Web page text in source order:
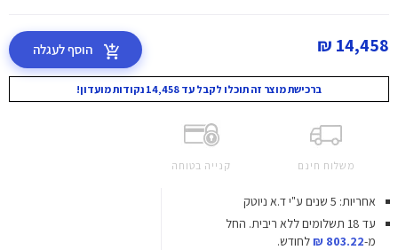
14,458 ₪ הוסף לעגלה
ברכישת מוצר זה תוכלו לקבל עד 14,458 נקודות מועדון!
משלוח חינם קנייה בטוחה
אחריות: 5 שנים ע"י ד.א ניוטק
עד 18 תשלומים ללא ריבית.
החל
מ-803.22 ₪
לחודש.